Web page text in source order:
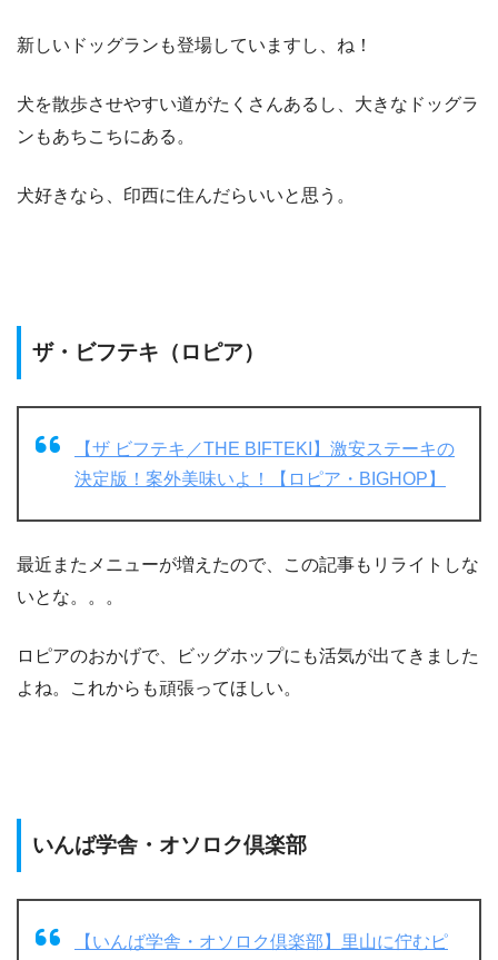
新しいドッグランも登場していますし、ね！
犬を散歩させやすい道がたくさんあるし、大きなドッグラ
ンもあちこちにある。
犬好きなら、印西に住んだらいいと思う。
ザ・ビフテキ（ロピア）
【ザ ビフテキ／THE BIFTEKI】激安ステーキの
決定版！案外美味いよ！【ロピア・BIGHOP】
最近またメニューが増えたので、この記事もリライトしな
いとな。。。
ロピアのおかげで、ビッグホップにも活気が出てきました
よね。これからも頑張ってほしい。
いんば学舎・オソロク倶楽部
【いんば学舎・オソロク倶楽部】里山に佇むピ